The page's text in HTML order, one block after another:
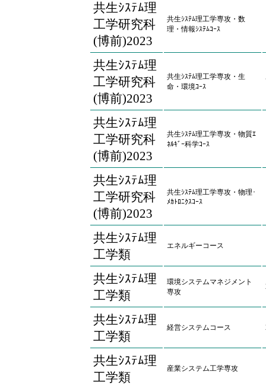
共生ｼｽﾃﾑ理
工学研究科
(博前)2023
共生ｼｽﾃﾑ理工学専攻・数
理・情報ｼｽﾃﾑｺｰｽ
共生ｼｽﾃﾑ理
工学研究科
(博前)2023
共生ｼｽﾃﾑ理工学専攻・生
命・環境ｺｰｽ
共生ｼｽﾃﾑ理
工学研究科
(博前)2023
共生ｼｽﾃﾑ理工学専攻・物質ｴ
ﾈﾙｷﾞｰ科学ｺｰｽ
共生ｼｽﾃﾑ理
工学研究科
(博前)2023
共生ｼｽﾃﾑ理工学専攻・物理･
ﾒｶﾄﾛﾆｸｽｺｰｽ
共生ｼｽﾃﾑ理
工学類
エネルギーコース
共生ｼｽﾃﾑ理
工学類
環境システムマネジメント
専攻
共生ｼｽﾃﾑ理
工学類
経営システムコース
共生ｼｽﾃﾑ理
工学類
産業システム工学専攻